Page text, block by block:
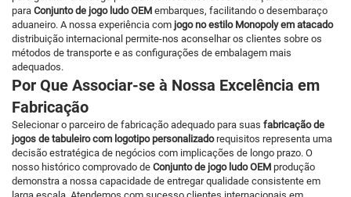
para Conjunto de jogo ludo OEM embarques, facilitando o desembaraço
aduaneiro. A nossa experiência com jogo no estilo Monopoly em atacado
distribuição internacional permite-nos aconselhar os clientes sobre os
métodos de transporte e as configurações de embalagem mais
adequados.
Por Que Associar-se à Nossa Excelência em
Fabricação
Selecionar o parceiro de fabricação adequado para suas fabricação de
jogos de tabuleiro com logotipo personalizado requisitos representa uma
decisão estratégica de negócios com implicações de longo prazo. O
nosso histórico comprovado de Conjunto de jogo ludo OEM produção
demonstra a nossa capacidade de entregar qualidade consistente em